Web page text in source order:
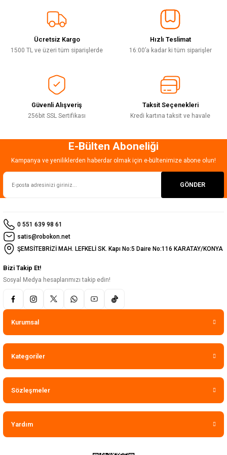
Ürün resmi kalitesiz, bozuk veya görüntülenemiyor.
Ürün açıklamasında eksik bilgiler bulunuyor.
Ürün bilgilerinde hatalar bulunuyor.
Bu ürüne benzer farklı alternatifler olmalı.
Gönder
Deneyimini Paylaş
Ücretsiz Kargo
1500 TL ve üzeri tüm siparişlerde
Hızlı Teslimat
16:00’a kadar ki tüm siparişler
Güvenli Alışveriş
256bit SSL Sertifikası
Taksit Seçenekleri
Kredi kartına taksit ve havale
E-Bülten Aboneliği
Kampanya ve yeniliklerden haberdar olmak için e-bültenimize abone olun!
GÖNDER
0 551 639 98 61
satis@robokon.net
ŞEMSİTEBRİZİ MAH. LEFKELİ SK. Kapı No:5 Daire No:116 KARATAY/KONYA
Bizi Takip Et!
Sosyal Medya hesaplarımızı takip edin!
Kurumsal
Kategoriler
Sözleşmeler
Yardım